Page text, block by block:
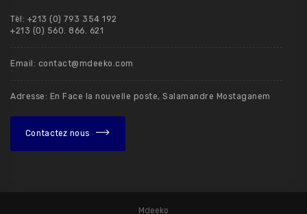
Tèl: +213 (0) 793 354 192
+213 (0) 560. 866. 621
Email: contact@mdeeko.com
Adresse: En Face la nouvelle poste, Salamandre Mostaganem
Contactez nous
Mdeeko